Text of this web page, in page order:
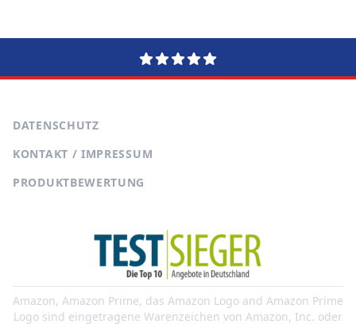
DATENSCHUTZ
KONTAKT / IMPRESSUM
PRODUKTBEWERTUNG
Amazon, Amazon Prime, das Amazon Logo and Amazon Prime
Logo sind eingetragene Warenzeichen von Amazon, Inc. oder